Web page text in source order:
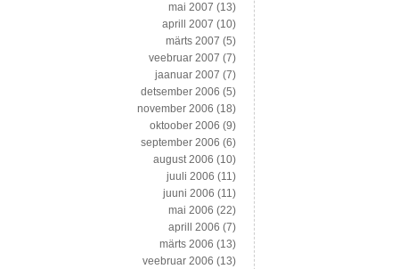
mai 2007 (13)
aprill 2007 (10)
märts 2007 (5)
veebruar 2007 (7)
jaanuar 2007 (7)
detsember 2006 (5)
november 2006 (18)
oktoober 2006 (9)
september 2006 (6)
august 2006 (10)
juuli 2006 (11)
juuni 2006 (11)
mai 2006 (22)
aprill 2006 (7)
märts 2006 (13)
veebruar 2006 (13)